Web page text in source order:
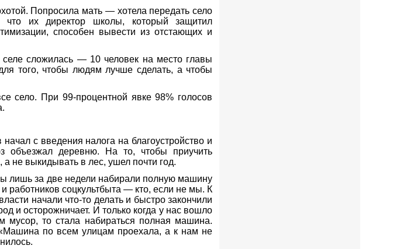
Попросила мать — хотела передать село
их директор школы, который защитил
способен вывести из отстающих и
сложилась — 10 человек на место главы
того, чтобы людям лучше сделать, а чтобы
село. При 99-процентной явке 98% голосов
с введения налога на благоустройство и
объезжал деревню. На то, чтобы приучить
не выкидывать в лес, ушел почти год.
за две недели набирали полную машину
работников соцкультбыта — кто, если не мы. К
начали что-то делать и быстро закончили
и осторожничает. И только когда у нас вошло
мусор, то стала набираться полная машина.
по всем улицам проехала, а к нам не